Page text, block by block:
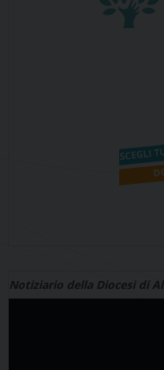
Notiziario della Diocesi di